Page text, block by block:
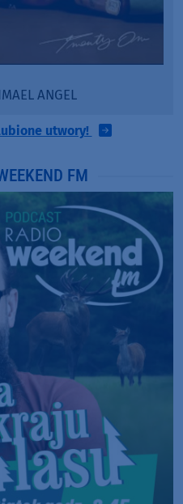
ANGEL
utwory!
FM